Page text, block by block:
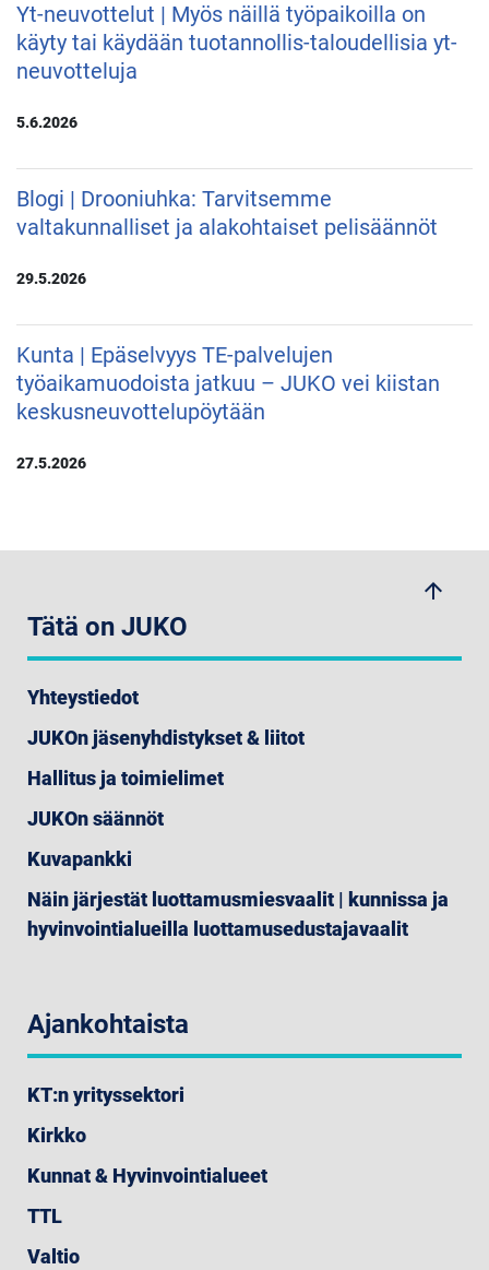
Yt-neuvottelut | Myös näillä työpaikoilla on
käyty tai käydään tuotannollis-taloudellisia yt-
neuvotteluja
5.6.2026
Blogi | Drooniuhka: Tarvitsemme
valtakunnalliset ja alakohtaiset pelisäännöt
29.5.2026
Kunta | Epäselvyys TE-palvelujen
työaikamuodoista jatkuu – JUKO vei kiistan
keskusneuvottelupöytään
27.5.2026
arrow_upwards
Tätä on JUKO
Yhteystiedot
JUKOn jäsenyhdistykset & liitot
Hallitus ja toimielimet
JUKOn säännöt
Kuvapankki
Näin järjestät luottamusmiesvaalit | kunnissa ja
hyvinvointialueilla luottamusedustajavaalit
Ajankohtaista
KT:n yrityssektori
Kirkko
Kunnat & Hyvinvointialueet
TTL
Valtio